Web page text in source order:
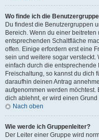
Wo finde ich die
Du findest die Benutzergruppen
Bereich. Wenn du einer
entsprechenden Schaltfläche
offen. Einige erfordern erst eine
sein und weitere sogar versteckt.
einfach durch die entsprechende
Freischaltung, so kannst du dich
daraufhin deinen Antrag
aufgenommen werden
dich ablehnt, er wird einen
Nach oben
Wie werde ich Gruppenleiter?
Der Leiter einer Gruppe wird